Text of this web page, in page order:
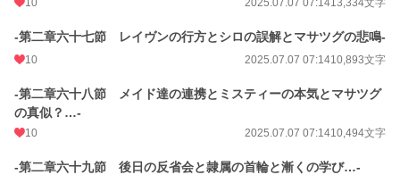
10 2025.07.07 07:1413,334文字
-第二章六十七節 レイヴンの行方とシロの誤解とマサツグの悲鳴-
10 2025.07.07 07:1410,893文字
-第二章六十八節 メイド達の連携とミスティーの本気とマサツグ
の真似？…-
10 2025.07.07 07:1410,494文字
-第二章六十九節 後日の反省会と隷属の首輪と漸くの学び…-